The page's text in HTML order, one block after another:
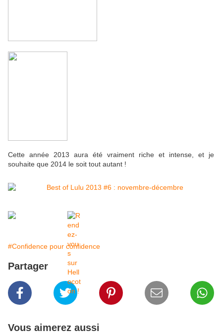
Cette année 2013 aura été vraiment riche et intense, et je
souhaite que 2014 le soit tout autant !
#Confidence pour confidence
Partager
Vous aimerez aussi